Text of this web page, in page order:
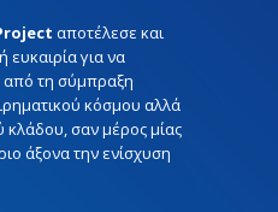
αποτέλεσε και
ευκαιρία για να
από τη σύμπραξη
κόσμου αλλά
κλάδου, σαν μέρος μίας
άξονα την ενίσχυση